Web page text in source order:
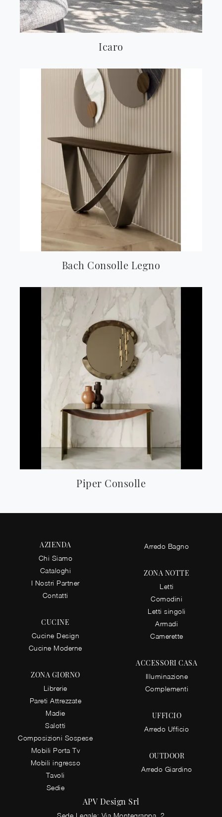
Icaro
Bach Consolle Legno
Piper Consolle
AZIENDA
Chi Siamo
Cataloghi
I Nostri Partner
Contatti
CUCINE
Cucine Design
Cucine Moderne
ZONA GIORNO
Librerie
Pareti Attrezzate
Madie
Salotti
Composizioni Sospese
Mobili Porta Tv
Mobili ingresso
Tavoli
Sedie
Arredo Bagno
ZONA NOTTE
Letti
Comodini
Letti singoli
Armadi
Camerette
ACCESSORI CASA
Illuminazione
Complementi
UFFICIO
Arredo Ufficio
OUTDOOR
Arredo Giardino
APV Design Srl